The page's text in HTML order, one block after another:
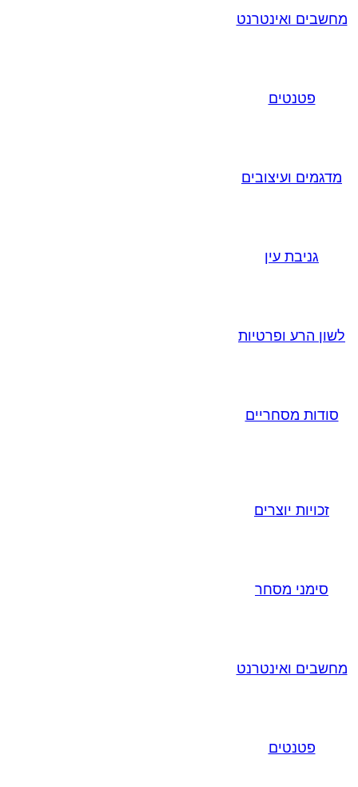
מחשבים ואינטרנט
פטנטים
מדגמים ועיצובים
גניבת עין
לשון הרע ופרטיות
סודות מסחריים
זכויות יוצרים
סימני מסחר
מחשבים ואינטרנט
פטנטים